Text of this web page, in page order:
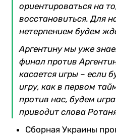
ориентироваться на
восстановиться. Для
нетерпением будем
Аргентину мы уже
финал против
касается игры – если
игру, как в первом
против нас, будем
приводит слова
Сборная Украины